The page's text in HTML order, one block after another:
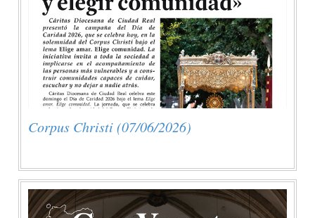
Corpus Christi (07/06/2026)